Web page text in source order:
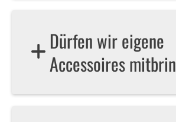
Dürfen wir eigene
Accessoires